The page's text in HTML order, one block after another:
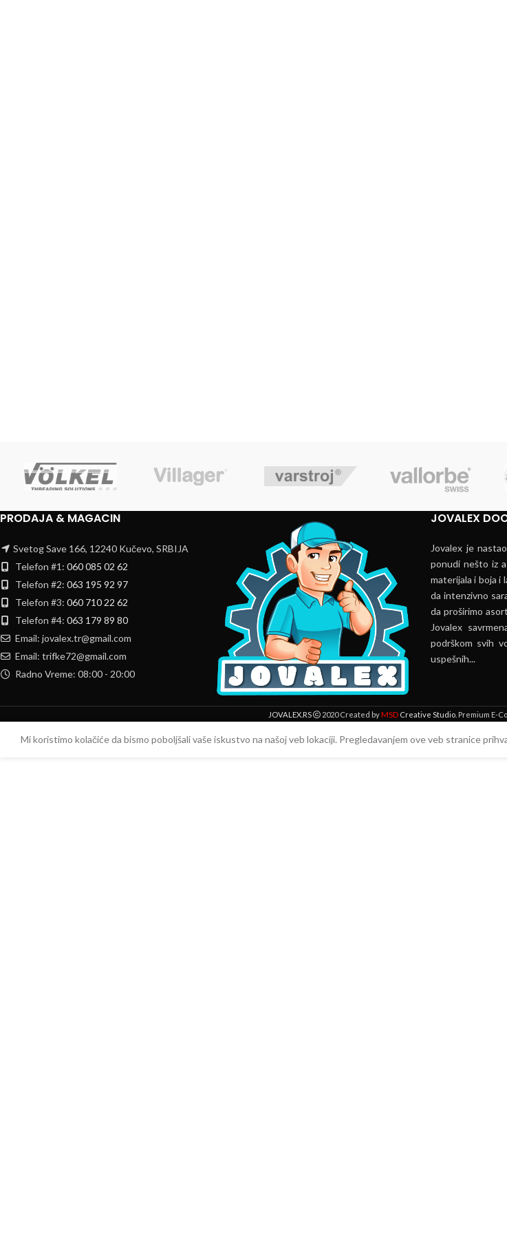
PRODAJA & MAGACIN
Svetog Save 166, 12240 Kučevo, SRBIJA
Telefon #1: 060 085 02 62
Telefon #2: 063 195 92 97
Telefon #3: 060 710 22 62
Telefon #4: 063 179 89 80
Email: jovalex.tr@gmail.com
Email: trifke72@gmail.com
Radno Vreme: 08:00 - 20:00
JOVALEX
Jovalex je
ponudi nešto iz
materijala i boja i
da intenzivno
da proširimo
Jovalex
podrškom svih
uspešnih...
JOVALEX.RS 2020 Created byMSDCreative Studio. Premium E-
Mi koristimo kolačiće da bismo poboljšali vaše iskustvo na našoj veb lokaciji. Pregledavanjem ove veb stranice